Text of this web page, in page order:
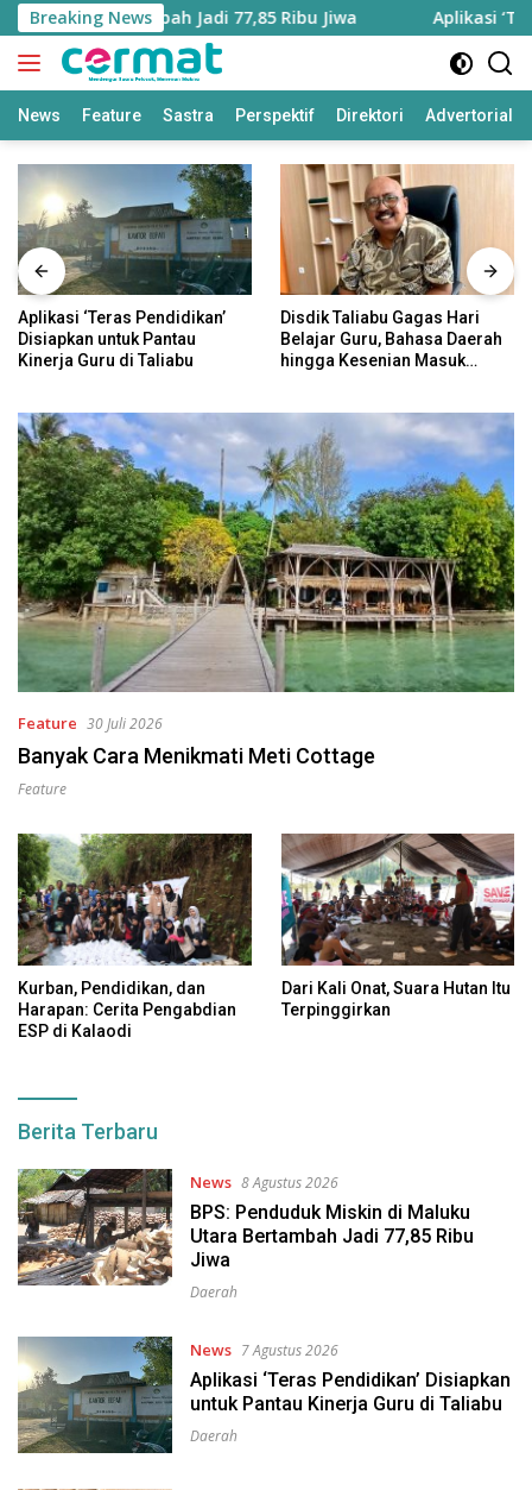
Langsung
ke
konten
Breaking News
Bertambah Jadi 77,85 Ribu Jiwa Aplikasi ‘Teras
News Feature Sastra Perspektif Direktori Advertorial
Aplikasi ‘Teras Pendidikan’
Disiapkan untuk Pantau
Kinerja Guru di Taliabu
Disdik Taliabu Gagas Hari
Belajar Guru, Bahasa Daerah
hingga Kesenian Masuk
Feature 30 Juli 2026
Banyak Cara Menikmati Meti Cottage
Feature
Kurban, Pendidikan, dan
Harapan: Cerita Pengabdian
ESP di Kalaodi
Dari Kali Onat, Suara Hutan Itu
Terpinggirkan
cermat
Berita Terbaru
News 8 Agustus 2026
BPS: Penduduk Miskin di Maluku
Utara Bertambah Jadi 77,85 Ribu
Jiwa
Daerah
News 7 Agustus 2026
Aplikasi ‘Teras Pendidikan’ Disiapkan
untuk Pantau Kinerja Guru di Taliabu
Daerah